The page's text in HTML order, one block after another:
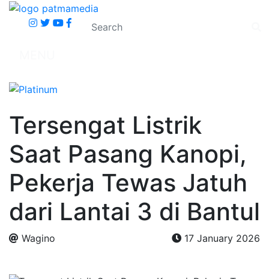
Tersengat Listrik
Saat Pasang Kanopi,
Pekerja Tewas Jatuh
dari Lantai 3 di Bantul
Wagino
17 January 2026